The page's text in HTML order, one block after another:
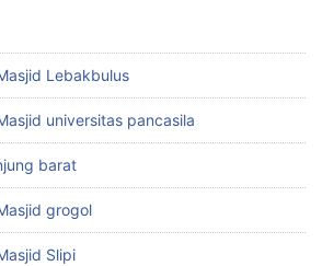
Lebakbulus
universitas pancasila
barat
grogol
Slipi